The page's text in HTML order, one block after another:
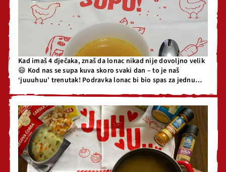
Kad imaš 4 dječaka, znaš da lonac nikad nije dovoljno velik
😄 Kod nas se supa kuva skoro svaki dan – to je naš
‘juuuhuu’ trenutak! Podravka lonac bi bio spas za jednu